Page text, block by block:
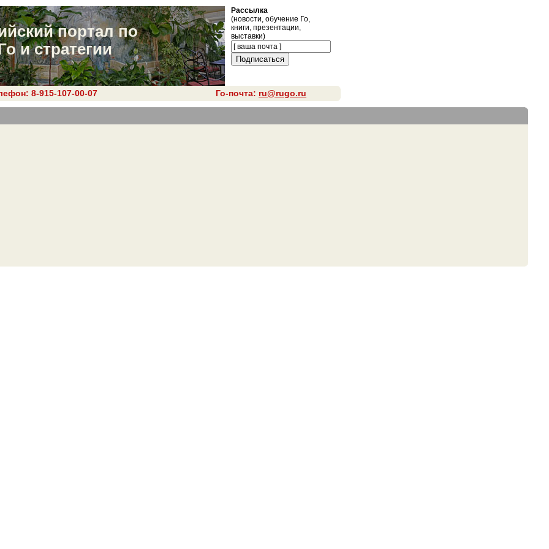
портал по
и стратегии
Рассылка
(новости, обучение Го,
книги, презентации,
выставки)
8-915-107-00-07 Го-почта: ru@rugo.ru